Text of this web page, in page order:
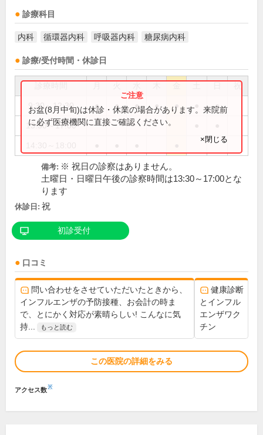
診療科目
内科 循環器内科 呼吸器内科 糖尿病内科
診療/受付時間・休診日
祝
9:30～12:30 ● ● ● ● ● ●
13:30～17:00
お盆(8月中旬)は休診・休業の場合があります。来院前
に必ず医療機関に直接ご確認ください。
×閉じる
備考: ※ 祝日の診察はありません。
土曜日・日曜日午後の診察時間は13:30～17:00とな
ります
休診日: 祝
初診受付
口コミ
問い合わせをさせていただいたときから、
インフルエンザの予防接種、お会計の時ま
で、とにかく対応が素晴らしい! こんなに気
持...
もっと読む
健康診断
とインフル
エンザワク
チン
この医院の詳細をみる
アクセス数※